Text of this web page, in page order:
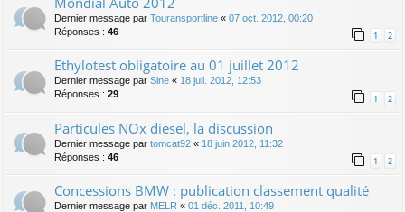
Dernier message par Touransportline « 07 oct. 2012, 00:20
Réponses : 46 1 2
Ethylotest obligatoire au 01 juillet 2012
Dernier message par Sine « 18 juil. 2012, 12:53
Réponses : 29 1 2
Particules NOx diesel, la discussion
Dernier message par tomcat92 « 18 juin 2012, 11:32
Réponses : 46 1 2
Concessions BMW : publication classement qualité
Dernier message par MELR « 01 déc. 2011, 10:49